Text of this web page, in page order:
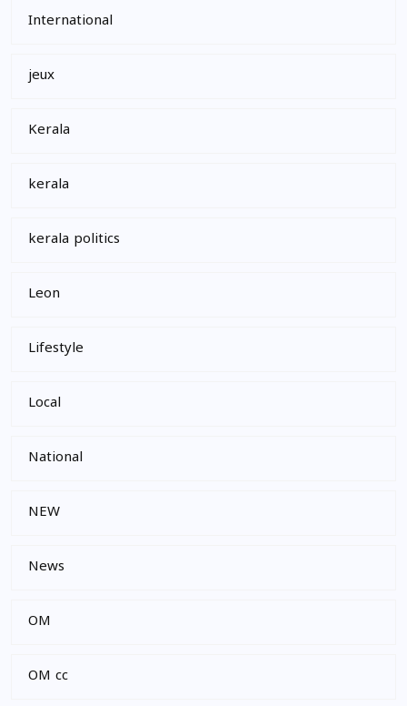
International
jeux
Kerala
kerala
kerala politics
Leon
Lifestyle
Local
National
NEW
News
OM
OM cc